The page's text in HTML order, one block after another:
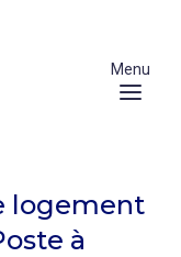
Menu
logement
à